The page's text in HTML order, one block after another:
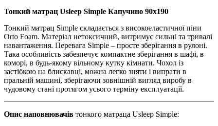
Тонкий матрац Usleep Simple Капучино 90х190
Тонкий матрац Simple складається з високоеластичної піни
Orto Foam. Матеріал нетоксичний, витримує сильні та тривалі
навантаження. Перевага Simple – просте зберігання в рулоні.
Така особливість забезпечує компактне зберігання в шафі, в
коморі, в будь-якому вільному кутку кімнати. Чохол із
застібкою на блискавці, можна легко зняти і випрати в
пральній машині, зберігаючи зовнішній вигляд виробу в
чудовому стані протягом усього терміну експлуатації.
Опис наповнювачів тонкого матраца Usleep Simple: